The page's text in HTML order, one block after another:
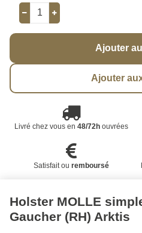
Ajouter
Ajouter
Livré chez vous en 48/72houvrées
Satisfait ou remboursé
Holster MOLLE
Gaucher (RH) Arktis